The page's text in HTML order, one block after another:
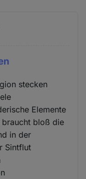
stecken
Elemente
braucht bloß die
in der
Sintflut